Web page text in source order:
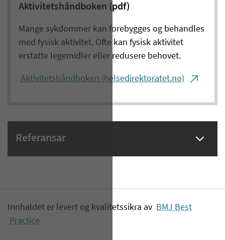
Aktivitetshåndboken (pdf)
Mange sykdommer kan forebygges og behandles
med fysisk aktivitet. Ofte kan fysisk aktivitet
erstatte legemidler eller redusere behovet.
Aktivitetshåndboken (helsedirektoratet.no)
Referansar
Innhaldet er levert og kvalitetssikra av BMJ Best
Practice